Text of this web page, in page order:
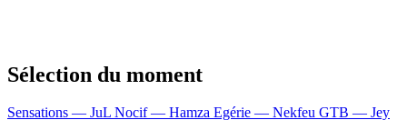
Sélection du moment
Sensations — JuL Nocif — Hamza Egérie — Nekfeu GTB — Jey